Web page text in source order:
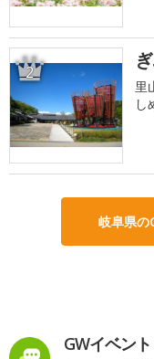
2
里
し
岐阜県の
GWイベン